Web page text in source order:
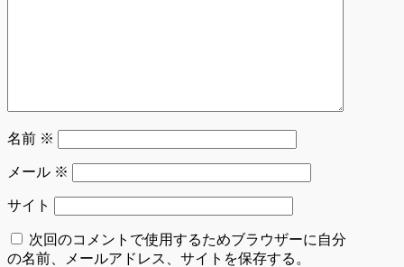
名前 ※
メール ※
サイト
次回のコメントで使用するためブラウザーに自分
の名前、メールアドレス、サイトを保存する。